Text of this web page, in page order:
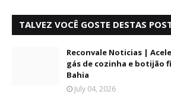
TALVEZ VOCÊ GOSTE DESTAS
Reconvale Noticias |
gás de cozinha e botijão
Bahia
July 04, 2026